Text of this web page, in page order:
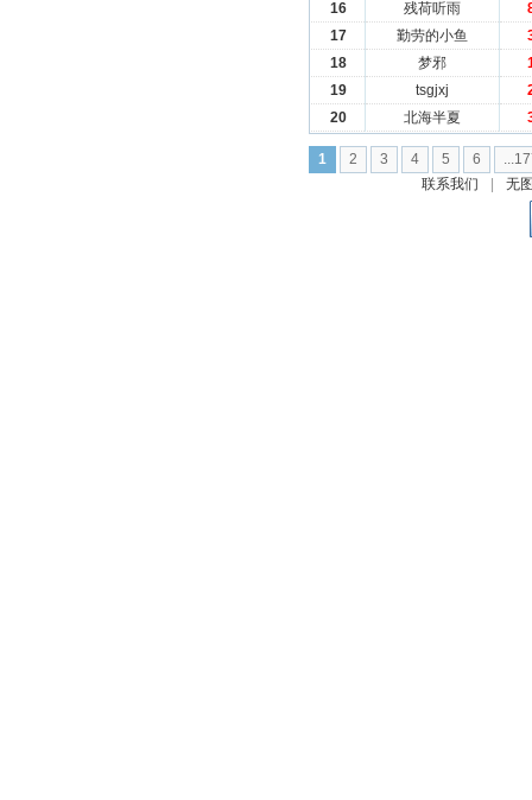
16 残荷听雨
17
勤劳的小鱼
18
梦邪
19
tsgjxj
20
北海半夏
1 2 3 4 5 6
联系我们
无